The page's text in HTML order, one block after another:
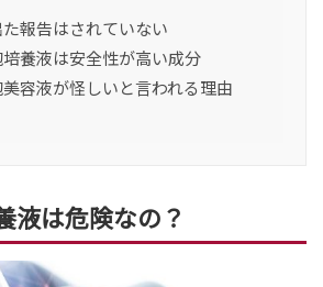
報告はされていない
培養液は安全性が高い成分
容液が怪しいと言われる理由
液は危険なの？